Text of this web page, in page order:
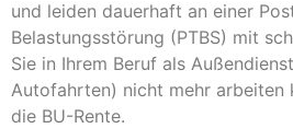
und leiden dauerhaft an einer
Belastungsstörung (PTBS) mit
Sie in Ihrem Beruf als
Autofahrten) nicht mehr arbeiten
die BU-Rente.